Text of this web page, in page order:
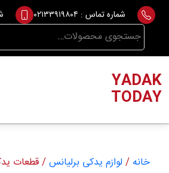
Skip
content
شماره تماس : ۰۲۱۳۳۹۱۹۸۰۴
جستجو
برای:
YADAK
TODAY
خانه / لوازم یدکی برلیانس/ قطعات